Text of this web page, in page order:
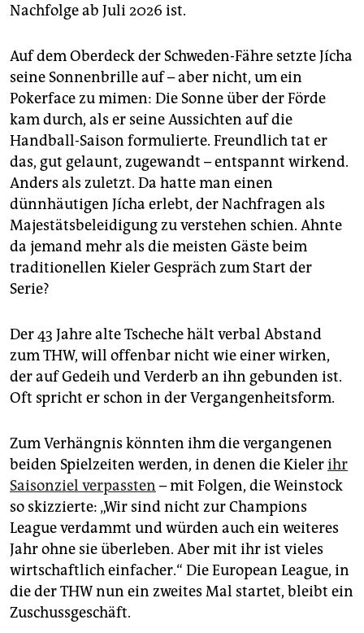
Nachfolge ab Juli 2026 ist.
Auf dem Oberdeck der Schweden-Fähre setzte Jícha
seine Sonnenbrille auf – aber nicht, um ein
Pokerface zu mimen: Die Sonne über der Förde
kam durch, als er seine Aussichten auf die
Handball-Saison formulierte. Freundlich tat er
das, gut gelaunt, zugewandt – entspannt wirkend.
Anders als zuletzt. Da hatte man einen
dünnhäutigen Jícha erlebt, der Nachfragen als
Majestätsbeleidigung zu verstehen schien. Ahnte
da jemand mehr als die meisten Gäste beim
traditionellen Kieler Gespräch zum Start der
Serie?
Der 43 Jahre alte Tscheche hält verbal Abstand
zum THW, will offenbar nicht wie einer wirken,
der auf Gedeih und Verderb an ihn gebunden ist.
Oft spricht er schon in der Vergangenheitsform.
Zum Verhängnis könnten ihm die vergangenen
beiden Spielzeiten werden, in denen die Kielerihr
Saisonziel verpassten – mit Folgen, die Weinstock
so skizzierte: „Wir sind nicht zur Champions
League verdammt und würden auch ein weiteres
Jahr ohne sie überleben. Aber mit ihr ist vieles
wirtschaftlich einfacher.“ Die European League, in
die der THW nun ein zweites Mal startet, bleibt ein
Zuschussgeschäft.